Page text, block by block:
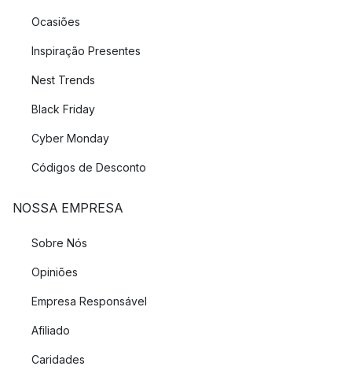
Ocasiões
Inspiração Presentes
Nest Trends
Black Friday
Cyber Monday
Códigos de Desconto
NOSSA EMPRESA
Sobre Nós
Opiniões
Empresa Responsável
Afiliado
Caridades